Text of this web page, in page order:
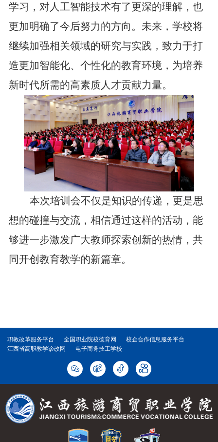
学习，对人工智能技术有了更深的理解，也
更加明确了今后努力的方向。未来， 学校将
继续加强相关领域的研究与实践，致力于打
造更加智能化、个性化的教育环境，为培养
新时代所需的高素质人才贡献力量。
本次培训会不仅是知识的传递，更是思
想的碰撞与交流，相信通过这样的活动，能
够进一步激发广大教师探索创新的热情，共
同开创教育教学的新篇章。
职教改革服务平台 全国职业院校德育网
校企合作信息服务平台
江西省高职教学诊改网
电子商务技工学校